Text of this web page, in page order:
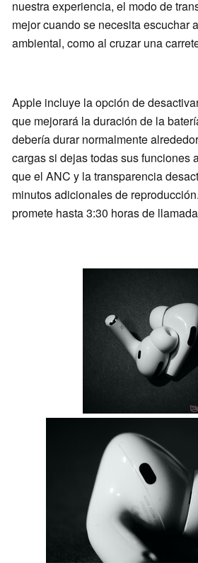
nuestra experiencia, el modo de
mejor cuando se necesita escuchar
ambiental, como al cruzar una
Apple incluye la opción de
que mejorará la duración de la
debería durar normalmente
cargas si dejas todas sus funciones
que el ANC y la transparencia
minutos adicionales de
promete hasta 3:30 horas de